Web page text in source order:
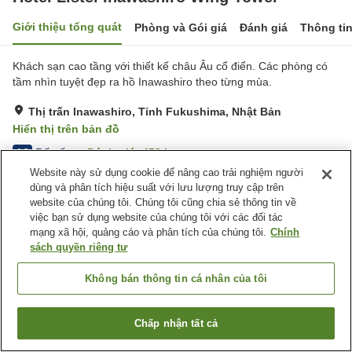
Giới thiệu tổng quát Phòng và Gói giá Đánh giá Thông
Khách sạn cao tầng với thiết kế châu Âu cổ điển. Các phòng có
tầm nhìn tuyệt đẹp ra hồ Inawashiro theo từng mùa.
Thị trấn Inawashiro, Tỉnh Fukushima, Nhật Bản
Hiển thị trên bản đồ
4.2 Rất tốt Đánh giá:458lượt
Tiện nghi chỗ nghỉ
Bãi đỗ xe
Xông hơi
Spa / Salon
Phòng tập gym
Nhật Bản Tỉnh Fukushima
Thị trấn Inawashiro
Hotel Listel Inawashiro Wing Tower
Tìm phòng trống
Website này sử dụng cookie để nâng cao trải nghiệm người
dùng và phân tích hiệu suất với lưu lượng truy cập trên
website của chúng tôi. Chúng tôi cũng chia sẻ thông tin về
việc bạn sử dụng website của chúng tôi với các đối tác
mạng xã hội, quảng cáo và phân tích của chúng tôi. Chính
sách quyền riêng tư
Không bán thông tin cá nhân của tôi
Chấp nhận tất cả